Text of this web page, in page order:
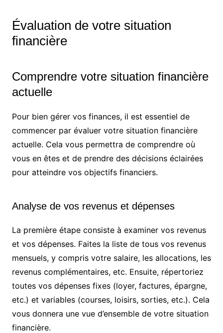
Évaluation de votre situation
financière
Comprendre votre situation financière
actuelle
Pour bien gérer vos finances, il est essentiel de
commencer par évaluer votre situation financière
actuelle. Cela vous permettra de comprendre où
vous en êtes et de prendre des décisions éclairées
pour atteindre vos objectifs financiers.
Analyse de vos revenus et dépenses
La première étape consiste à examiner vos revenus
et vos dépenses. Faites la liste de tous vos revenus
mensuels, y compris votre salaire, les allocations, les
revenus complémentaires, etc. Ensuite, répertoriez
toutes vos dépenses fixes (loyer, factures, épargne,
etc.) et variables (courses, loisirs, sorties, etc.). Cela
vous donnera une vue d’ensemble de votre situation
financière.